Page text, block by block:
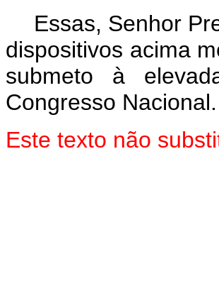
Essas, Senhor
dispositivos acima
submeto à
Congresso Nacional.
Este texto não